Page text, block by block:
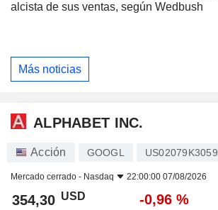
alcista de sus ventas, según Wedbush
Más noticias
ALPHABET INC.
Acción GOOGL US02079K3059
Mercado cerrado - Nasdaq 22:00:00 07/08/2026
354,30 USD -0,96 %